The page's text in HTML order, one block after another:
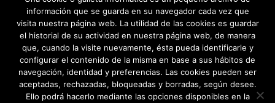
información que se guarda en su navegador cada vez que
visita nuestra página web. La utilidad de las cookies es guardar
el historial de su actividad en nuestra página web, de manera
que, cuando la visite nuevamente, ésta pueda identificarle y
configurar el contenido de la misma en base a sus hábitos de
navegación, identidad y preferencias. Las cookies pueden ser
aceptadas, rechazadas, bloqueadas y borradas, según desee.
Ello podrá hacerlo mediante las opciones disponibles en la